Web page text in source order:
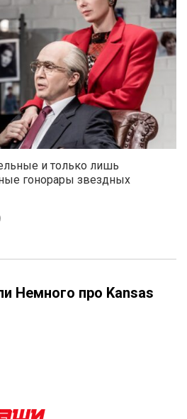
и только лишь
гонорары звездных
Немного про Kansas